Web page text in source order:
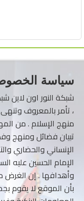
سياسة
شبكة النور اون لاين
، تأمر بالمعروف
منهج الإسلام . من
تبيان فضائل ومنهج
الإنساني والحضاري
الإمام الحسين عليه
وأهدافها . إن الغرض
بأن الموقع لا يقوم